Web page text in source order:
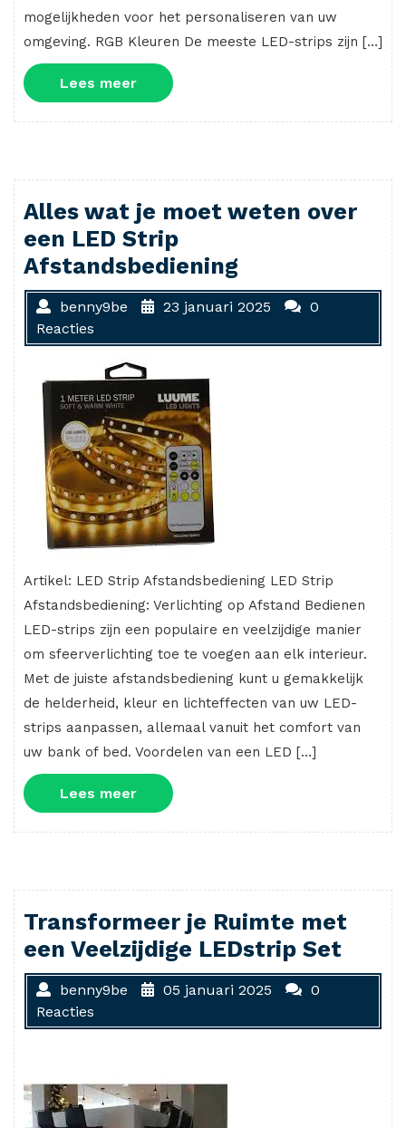
mogelijkheden voor het personaliseren van uw
omgeving. RGB Kleuren De meeste LED-strips zijn […]
Lees meerLees
meer
Alles wat je moet weten over
een LED Strip
Afstandsbediening
benny9be 23 januari 2025
0
Reacties
Artikel: LED Strip Afstandsbediening LED Strip
Afstandsbediening: Verlichting op Afstand Bedienen
LED-strips zijn een populaire en veelzijdige manier
om sfeerverlichting toe te voegen aan elk interieur.
Met de juiste afstandsbediening kunt u gemakkelijk
de helderheid, kleur en lichteffecten van uw LED-
strips aanpassen, allemaal vanuit het comfort van
uw bank of bed. Voordelen van een LED […]
Lees meerLees
meer
Transformeer je Ruimte met
een Veelzijdige LEDstrip Set
benny9be 05 januari 2025
0
Reacties